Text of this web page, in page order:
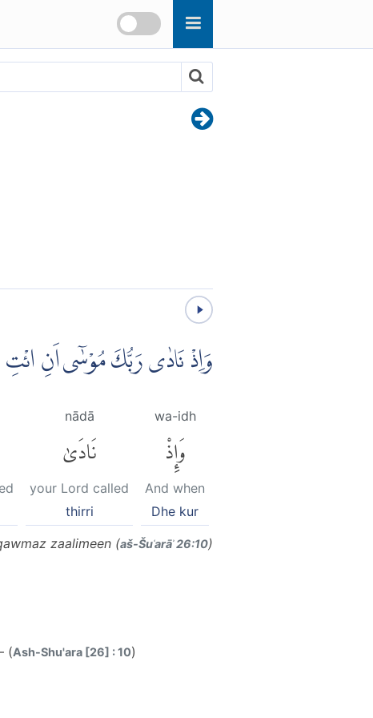
وَاِذْ نَادٰى رَبُّكَ مُوْسٰٓى اَنِ ائْتِ
wa-idh
وَإِذْ
And when
Dhe kur
nādā
نَادَىٰ
your Lord called
thirri
zaalimeen (aš-Šuʿarāʾ 26:10)
(Ash-Shu'ara [26] : 10)